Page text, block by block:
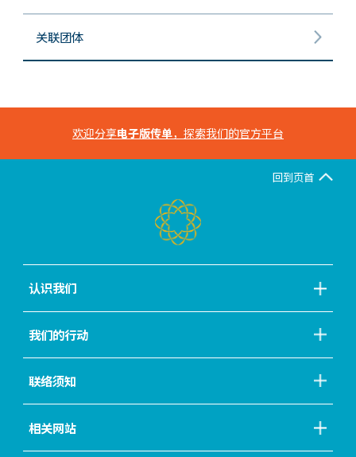
关联团体
欢迎分享电子版传单，探索我们的官方平台
回到页首
认识我们
我们的行动
联络须知
相关网站